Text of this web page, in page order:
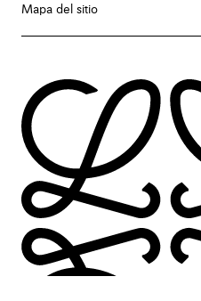
Mapa del sitio